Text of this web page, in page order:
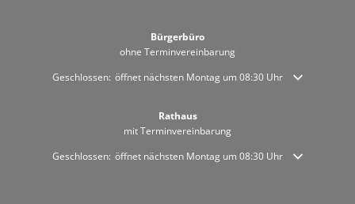
Bürgerbüro
ohne Terminvereinbarung
Klicken, um weitere Öffnungs- oder Schließzeiten auszublenden
Geschlossen: öffnet nächsten Montag um 08:30 Uhr
Rathaus
mit Terminvereinbarung
Klicken, um weitere Öffnungs- oder Schließzeiten auszublenden
Geschlossen: öffnet nächsten Montag um 08:30 Uhr